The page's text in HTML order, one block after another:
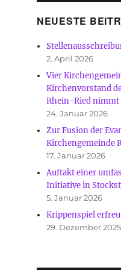
NEUESTE
2. April 2026
Vier
Kirchenvorstand
Rhein-Ried nimmt
24. Januar 2026
Zur Fusion der
Kirchengemeinde
17. Januar 2026
Auftakt einer
Initiative in
5. Januar 2026
Krippenspiel
29. Dezember 2025